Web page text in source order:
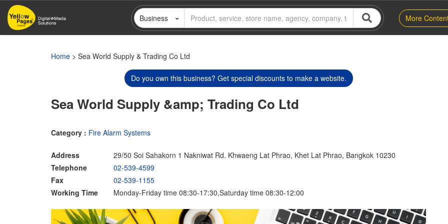
Skip
main
Business More
Home > Sea World Supply & Trading Co Ltd
Do you own this business? Get special discounts to make a website.
Sea World Supply &amp; Trading Co Ltd
Category : Fire Alarm Systems
Address
29/50 Soi Sahakorn 1 Nakniwat Rd. Khwaeng Lat Phrao, Khet Lat Phrao, Bangkok 10230
Telephone
02-539-4599
Fax
02-539-1155
Working Time
Monday-Friday time 08:30-17:30,Saturday time 08:30-12:00